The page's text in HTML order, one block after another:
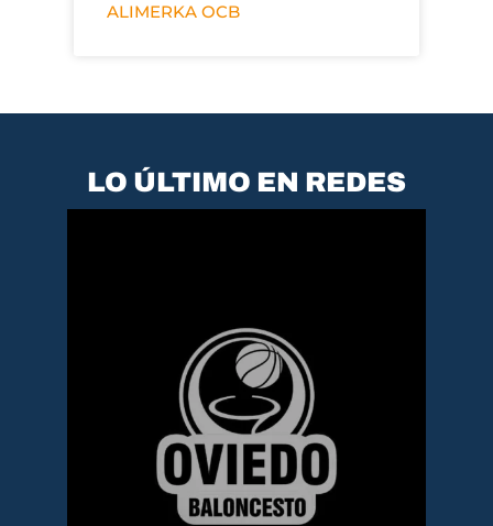
ALIMERKA OCB
LO ÚLTIMO EN REDES